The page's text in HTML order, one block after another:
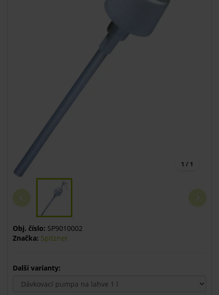
1 / 1
Obj. číslo: SP9010002
Značka: Spitzner
Další varianty: